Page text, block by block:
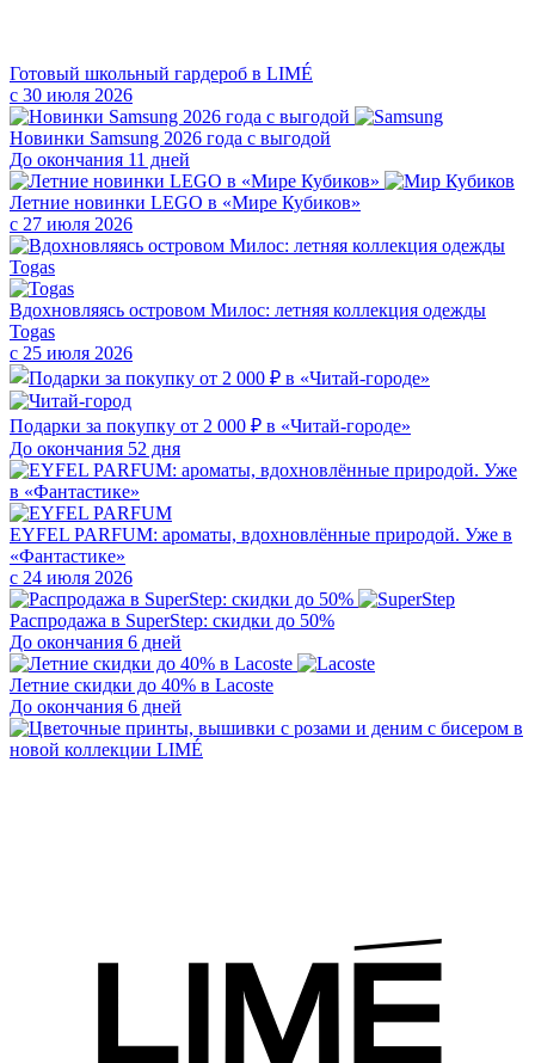
Готовый школьный гардероб в LIMÉ
с 30 июля 2026
Новинки Samsung 2026 года с выгодой
До окончания 11 дней
Летние новинки LEGO в «Мире Кубиков»
с 27 июля 2026
Вдохновляясь островом Милос: летняя коллекция одежды
Togas
с 25 июля 2026
Подарки за покупку от 2 000 ₽ в «Читай-городе»
До окончания 52 дня
EYFEL PARFUM: ароматы, вдохновлённые природой. Уже в
«Фантастике»
с 24 июля 2026
Распродажа в SuperStep: скидки до 50%
До окончания 6 дней
Летние скидки до 40% в Lacoste
До окончания 6 дней